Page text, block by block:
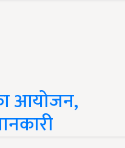
आयोजन,